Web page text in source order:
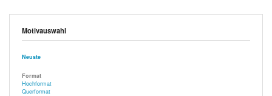
Motivauswahl
Neuste
Format
Hochformat
Querformat